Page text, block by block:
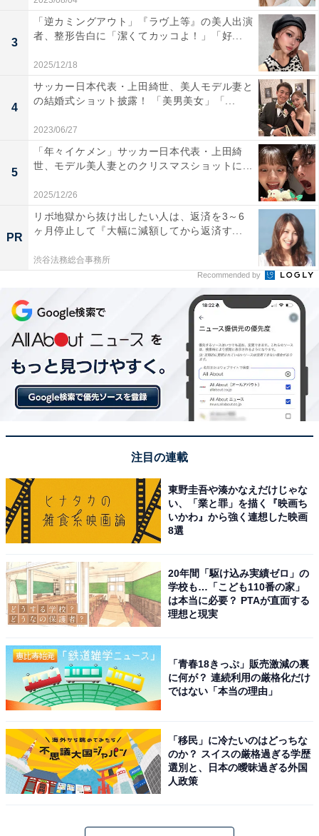
3
「逆カミングアウト」『ラヴ上等』の美人出演
者、整形告白に「潔くてカッコよ！」「好...
2025/12/18
4
サッカー日本代表・上田綺世、美人モデル妻と
の結婚式ショット披露！ 「美男美女」「...
2023/06/27
5
「年々イケメン」サッカー日本代表・上田綺
世、モデル美人妻とのクリスマスショットに...
2025/12/26
PR
リボ地獄から抜け出したい人は、返済を3～6
ヶ月停止して『大幅に減額してから返済す...
渋谷法務総合事務所
Recommended by
注目の連載
東野圭吾や湊かなえだけじゃな
い、「業と罪」を描く『映画ち
いかわ』から強く連想した映画
8選
20年間「駆け込み実績ゼロ」の
学校も…「こども110番の家」
は本当に必要？ PTAが直面する
理想と現実
「青春18きっぷ」販売激減の裏
に何が？ 連続利用の厳格化だけ
ではない「本当の理由」
「移民」に冷たいのはどっちな
のか？ スイスの厳格過ぎる学歴
選別と、日本の曖昧過ぎる外国
人政策